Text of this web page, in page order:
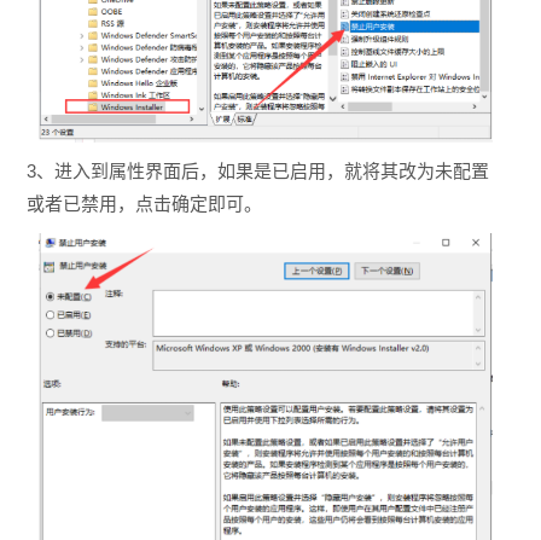
3、进入到属性界面后，如果是已启用，就将其改为未配置
或者已禁用，点击确定即可。